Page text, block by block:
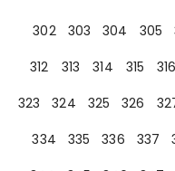
302
303 304 305
312
313 314 315 316
323
324 325 326
334
335 336 337